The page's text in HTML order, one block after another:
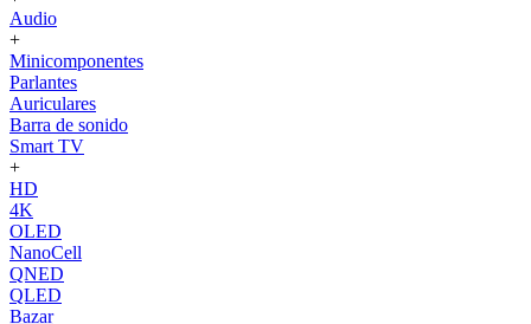
Audio
+
Minicomponentes
Parlantes
Auriculares
Barra de sonido
Smart TV
+
HD
4K
OLED
NanoCell
QNED
QLED
Bazar